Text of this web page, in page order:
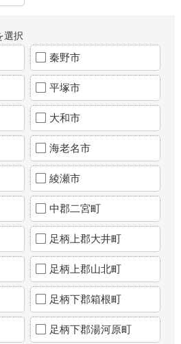
選択
秦野市
平塚市
大和市
海老名市
綾瀬市
中郡二宮町
足柄上郡大井町
足柄上郡山北町
足柄下郡箱根町
足柄下郡湯河原町